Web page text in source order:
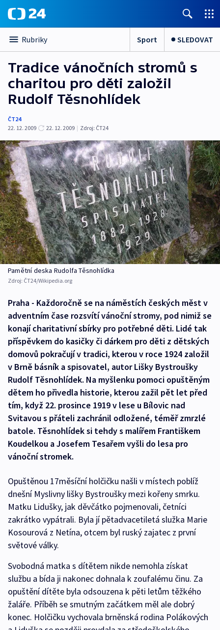
Rubriky Sport SLEDOVAT
Tradice vánočních stromů s
charitou pro děti založil
Rudolf Těsnohlídek
ČT24
22. 12. 2009
22. 12. 2009 | Zdroj: ČT24
Pamětní deska Rudolfa Těsnohlídka
Zdroj: ČT24/Wikipedia.org
Praha - Každoročně se na náměstích českých měst v
adventním čase rozsvítí vánoční stromy, pod nimiž se
konají charitativní sbírky pro potřebné děti. Lidé tak
příspěvkem do kasičky či dárkem pro děti z dětských
domovů pokračují v tradici, kterou v roce 1924 založil
v Brně básník a spisovatel, autor Lišky Bystroušky
Rudolf Těsnohlídek. Na myšlenku pomoci opuštěným
dětem ho přivedla historie, kterou zažil pět let před
tím, když 22. prosince 1919 v lese u Bílovic nad
Svitavou s přáteli zachránil odložené, téměř zmrzlé
batole. Těsnohlídek si tehdy s malířem Františkem
Koudelkou a Josefem Tesařem vyšli do lesa pro
vánoční stromek.
Opuštěnou 17měsíční holčičku našli v místech poblíž
dnešní Myslivny lišky Bystroušky mezi kořeny smrku.
Matku Lidušky, jak děvčátko pojmenovali, četníci
zakrátko vypátrali. Byla jí pětadvacetiletá služka Marie
Kosourová z Netína, otcem byl ruský zajatec z první
světové války.
Svobodná matka s dítětem nikde nemohla získat
službu a bída ji nakonec dohnala k zoufalému činu. Za
opuštění dítěte byla odsouzena k pěti letům těžkého
žaláře. Příběh se smutným začátkem měl ale dobrý
konec. Holčičku vychovala brněnská rodina Polákových